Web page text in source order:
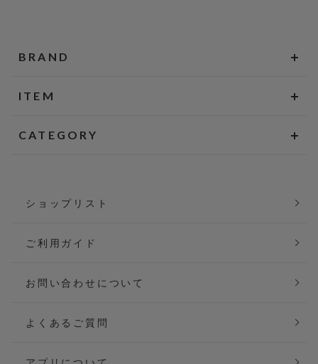
BRAND
ITEM
CATEGORY
ショップリスト
ご利用ガイド
お問い合わせについて
よくあるご質問